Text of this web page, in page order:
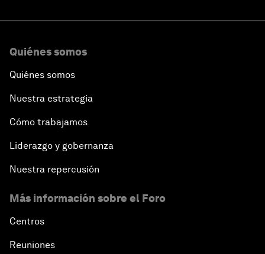
Quiénes somos
Quiénes somos
Nuestra estrategia
Cómo trabajamos
Liderazgo y gobernanza
Nuestra repercusión
Más información sobre el Foro
Centros
Reuniones